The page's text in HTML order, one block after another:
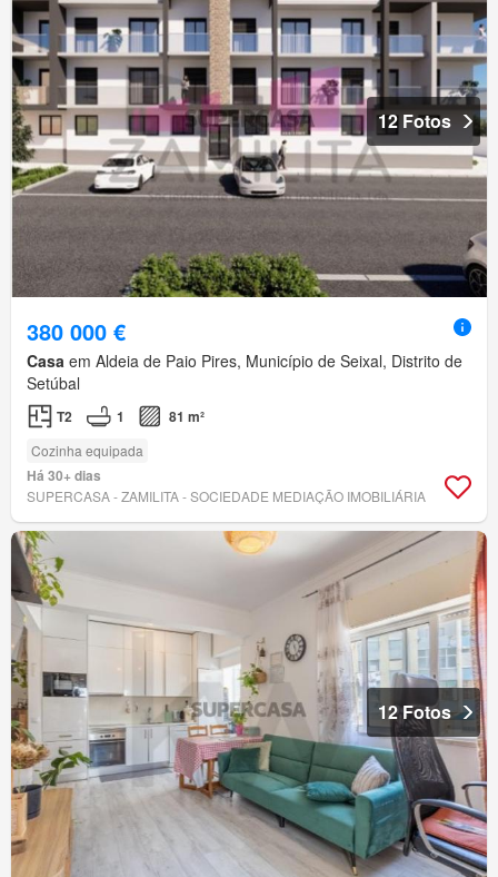
12 Fotos
380 000 €
Casa em Aldeia de Paio Pires, Município de Seixal, Distrito de
Setúbal
T2 1 81 m²
Cozinha equipada
Há 30+ dias
SUPERCASA - ZAMILITA - SOCIEDADE MEDIAÇÃO IMOBILIÁRIA
12 Fotos